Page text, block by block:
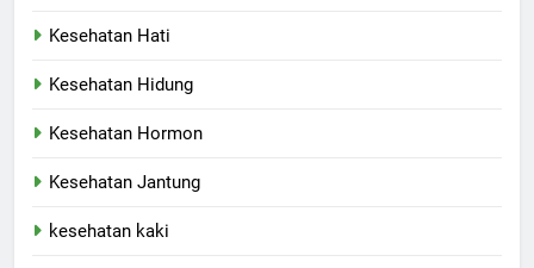
Kesehatan Hati
Kesehatan Hidung
Kesehatan Hormon
Kesehatan Jantung
kesehatan kaki